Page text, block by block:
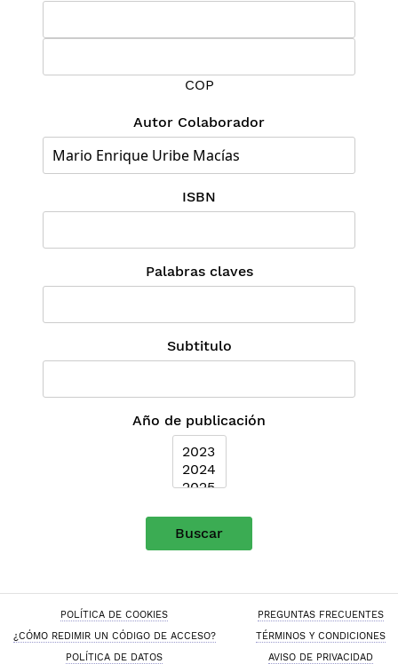
COP
Autor Colaborador
ISBN
Palabras claves
Subtitulo
Año de publicación
Buscar
POLÍTICA DE COOKIES
PREGUNTAS FRECUENTES
¿CÓMO REDIMIR UN CÓDIGO DE ACCESO?
TÉRMINOS Y CONDICIONES
POLÍTICA DE DATOS
AVISO DE PRIVACIDAD